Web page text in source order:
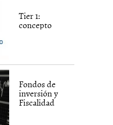
Tier 1:
concepto
Fondos de
inversión y
Fiscalidad